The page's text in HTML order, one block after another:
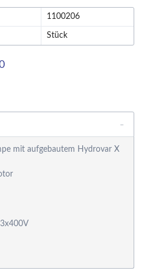
1100206
Stück
mit aufgebautem Hydrovar X